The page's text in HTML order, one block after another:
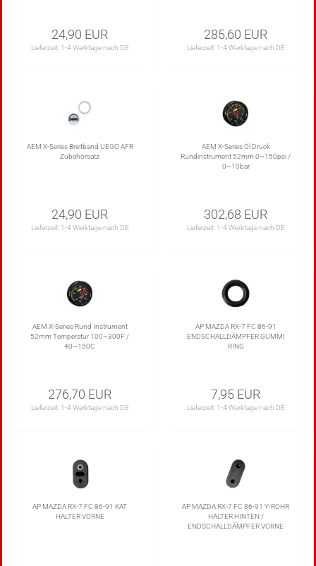
24,90 EUR
Lieferzeit: 1-4 Werktage nach DE
285,60 EUR
Lieferzeit: 1-4 Werktage nach DE
AEM X-Series Breitband UEGO AFR
Zubehörsatz
24,90 EUR
Lieferzeit: 1-4 Werktage nach DE
AEM X-Series Öl Druck
Rundinstrument 52mm 0~150psi /
0~10bar
302,68 EUR
Lieferzeit: 1-4 Werktage nach DE
AEM X-Series Rund Instrument
52mm Temperatur 100~300F /
40~150C
276,70 EUR
Lieferzeit: 1-4 Werktage nach DE
AP MAZDA RX-7 FC 86-91
ENDSCHALLDÄMPFER GUMMI
RING
7,95 EUR
Lieferzeit: 1-4 Werktage nach DE
AP MAZDA RX-7 FC 86-91 KAT
HALTER VORNE
AP MAZDA RX-7 FC 86-91 Y-ROHR
HALTER HINTEN /
ENDSCHALLDÄMPFER VORNE